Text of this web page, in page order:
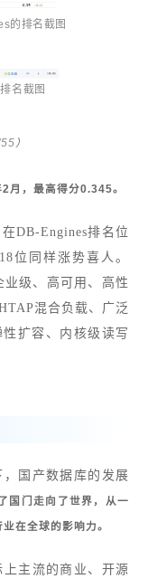
的排名截图
名截图
）
，最高得分0.345。
DB-Engines排名位
位同样涨势喜人。
级、高可用、高性
混合负载、广泛
扩容、内核级读写
国产数据库的发展
国门走向了世界，从一
在全球的影响力。
主流的商业、开源